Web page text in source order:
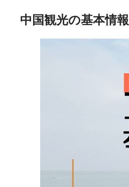
中国観光の基本情報